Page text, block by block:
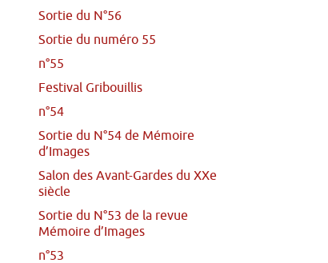
Sortie du N°56
Sortie du numéro 55
n°55
Festival Gribouillis
n°54
Sortie du N°54 de Mémoire
d’Images
Salon des Avant-Gardes du XXe
siècle
Sortie du N°53 de la revue
Mémoire d’Images
n°53